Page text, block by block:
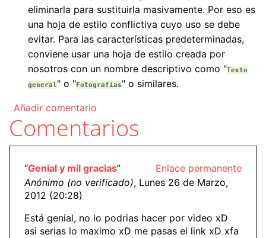
eliminarla para sustituirla masivamente. Por eso es
una hoja de estilo conflictiva cuyo uso se debe
evitar. Para las características predeterminadas,
conviene usar una hoja de estilo creada por
nosotros con un nombre descriptivo como "Texto
general" o "Fotografías" o similares.
Añadir comentario
Comentarios
Enlace permanente
“Genial y mil gracias”
Anónimo (no verificado), Lunes 26 de Marzo,
2012 (20:28)
Está genial, no lo podrias hacer por video xD
asi serias lo maximo xD me pasas el link xD xfa